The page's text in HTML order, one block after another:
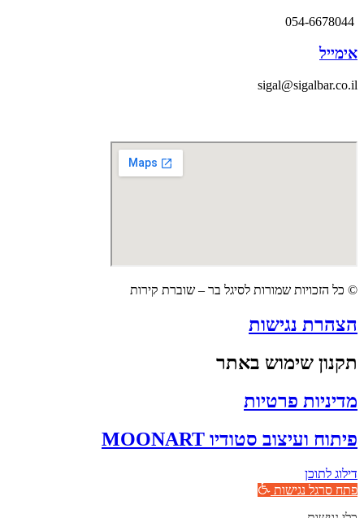
אימייל
sigal@sigalbar.co.il
© כל הזכויות שמורות לסיגל בר – שוברת קירות
הצהרת נגישות
תקנון שימוש באתר
מדיניות פרטיות
פיתוח ועיצוב סטודיו MOONART
דילוג לתוכן
פתח סרגל נגישות